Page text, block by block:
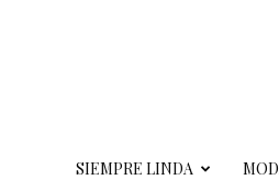
SIEMPRE LINDA